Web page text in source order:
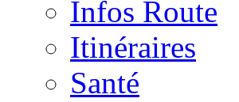
Infos Route
Itinéraires
Santé